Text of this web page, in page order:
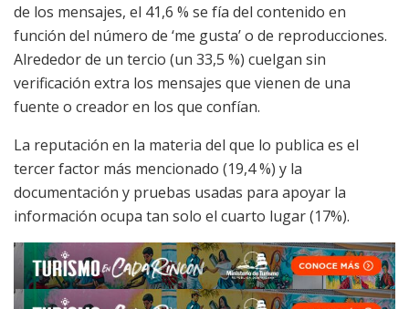
de los mensajes, el 41,6 % se fía del contenido en
función del número de ‘me gusta’ o de reproducciones.
Alrededor de un tercio (un 33,5 %) cuelgan sin
verificación extra los mensajes que vienen de una
fuente o creador en los que confían.
La reputación en la materia del que lo publica es el
tercer factor más mencionado (19,4 %) y la
documentación y pruebas usadas para apoyar la
información ocupa tan solo el cuarto lugar (17%).